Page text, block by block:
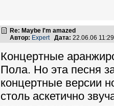
Re: Maybe I'm amazed
Автор: Expert Дата: 22.06.06
Концертные
Пола. Но эта песня
концертные версии
столь аскетично